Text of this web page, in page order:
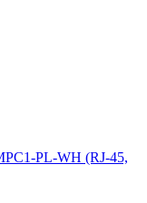
PL-WH (RJ-45,